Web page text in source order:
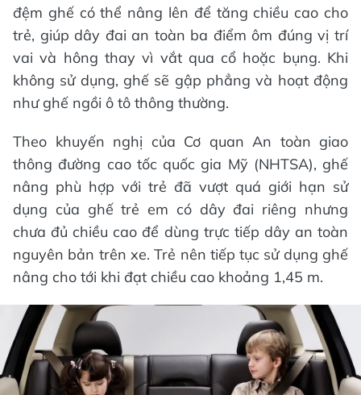
đệm ghế có thể nâng lên để tăng chiều cao cho
trẻ, giúp dây đai an toàn ba điểm ôm đúng vị trí
vai và hông thay vì vắt qua cổ hoặc bụng. Khi
không sử dụng, ghế sẽ gập phẳng và hoạt động
như ghế ngồi ô tô thông thường.
Theo khuyến nghị của Cơ quan An toàn giao
thông đường cao tốc quốc gia Mỹ (NHTSA), ghế
nâng phù hợp với trẻ đã vượt quá giới hạn sử
dụng của ghế trẻ em có dây đai riêng nhưng
chưa đủ chiều cao để dùng trực tiếp dây an toàn
nguyên bản trên xe. Trẻ nên tiếp tục sử dụng ghế
nâng cho tới khi đạt chiều cao khoảng 1,45 m.